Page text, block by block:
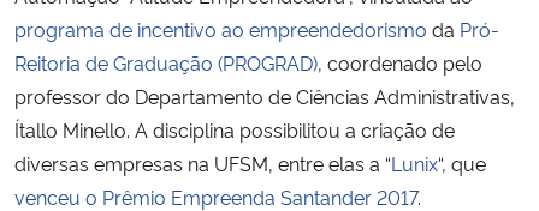
Gabinete de Segurança Institucional
Advocacia-Geral da União
Banco Central do Brasil
programa de incentivo ao empreendedorismo da Pró-
Reitoria de Graduação (PROGRAD), coordenado pelo
professor do Departamento de Ciências Administrativas,
Ítallo Minello. A disciplina possibilitou a criação de
diversas empresas na UFSM, entre elas a “Lunix“, que
venceu o Prêmio Empreenda Santander 2017.